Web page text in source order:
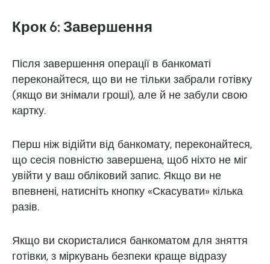
Крок 6: Завершення
Після завершення операції в банкоматі
переконайтеся, що ви не тільки забрали готівку
(якщо ви знімали гроші), але й не забули свою
картку.
Перш ніж відійти від банкомату, переконайтеся,
що сесія повністю завершена, щоб ніхто не міг
увійти у ваш обліковий запис. Якщо ви не
впевнені, натисніть кнопку «Скасувати» кілька
разів.
Якщо ви скористалися банкоматом для зняття
готівки, з міркувань безпеки краще відразу